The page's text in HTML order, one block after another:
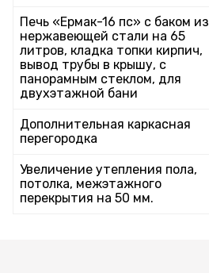
Печь «Ермак-16 пс» с баком из
нержавеющей стали на 65
литров, кладка топки кирпич,
вывод трубы в крышу, с
панорамным стеклом, для
двухэтажной бани
Дополнительная каркасная
перегородка
Увеличение утепления пола,
потолка, межэтажного
перекрытия на 50 мм.